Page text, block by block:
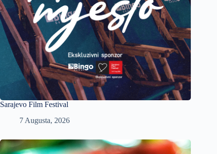
Sarajevo Film Festival
7 Augusta, 2026